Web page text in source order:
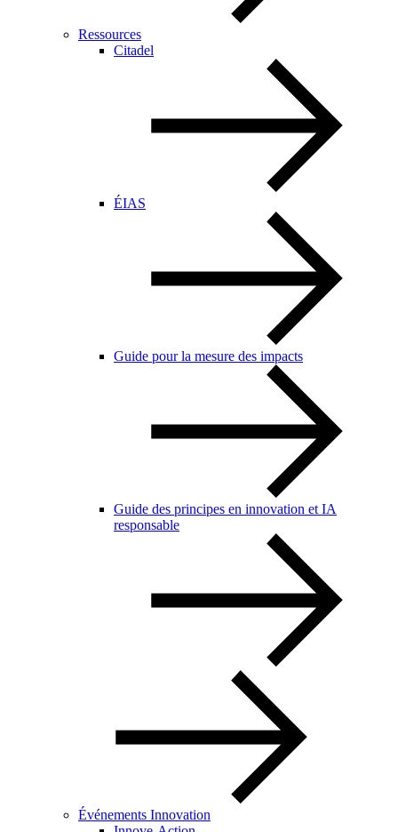
Ressources
Citadel
ÉIAS
Guide pour la mesure des impacts
Guide des principes en innovation et IA
responsable
Événements Innovation